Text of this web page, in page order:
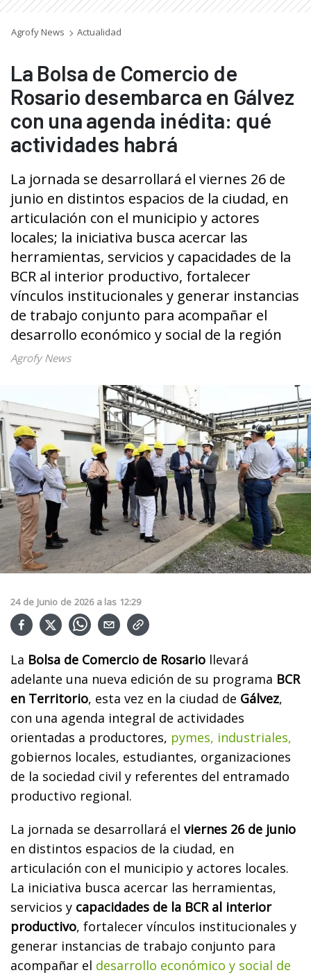
Agrofy News Actualidad
La Bolsa de Comercio de
Rosario desembarca en Gálvez
con una agenda inédita: qué
actividades habrá
La jornada se desarrollará el viernes 26 de
junio en distintos espacios de la ciudad, en
articulación con el municipio y actores
locales; la iniciativa busca acercar las
herramientas, servicios y capacidades de la
BCR al interior productivo, fortalecer
vínculos institucionales y generar instancias
de trabajo conjunto para acompañar el
desarrollo económico y social de la región
Agrofy News
24 de Junio de 2026 a las 12:29
La Bolsa de Comercio de Rosario llevará
adelante una nueva edición de su programa BCR
en Territorio, esta vez en la ciudad de Gálvez,
con una agenda integral de actividades
orientadas a productores, pymes, industriales,
gobiernos locales, estudiantes, organizaciones
de la sociedad civil y referentes del entramado
productivo regional.
La jornada se desarrollará el viernes 26 de junio
en distintos espacios de la ciudad, en
articulación con el municipio y actores locales.
La iniciativa busca acercar las herramientas,
servicios y capacidades de la BCR al interior
productivo, fortalecer vínculos institucionales y
generar instancias de trabajo conjunto para
acompañar el desarrollo económico y social de